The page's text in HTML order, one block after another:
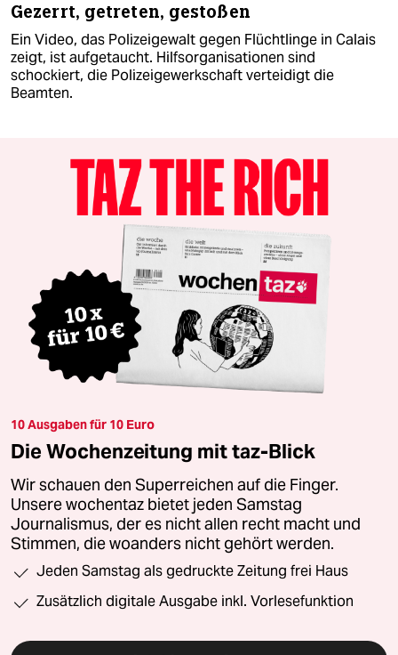
Gezerrt, getreten, gestoßen
Ein Video, das Polizeigewalt gegen Flüchtlinge in Calais
zeigt, ist aufgetaucht. Hilfsorganisationen sind
schockiert, die Polizeigewerkschaft verteidigt die
Beamten.
10 Ausgaben für 10 Euro
Die Wochenzeitung mit taz-Blick
Wir schauen den Superreichen auf die Finger.
Unsere wochentaz bietet jeden Samstag
Journalismus, der es nicht allen recht macht und
Stimmen, die woanders nicht gehört werden.
Jeden Samstag als gedruckte Zeitung frei Haus
Zusätzlich digitale Ausgabe inkl. Vorlesefunktion